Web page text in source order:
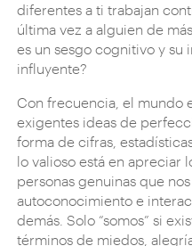
diferentes a ti trabajan
última vez a alguien de
es un sesgo cognitivo y
influyente?
Con frecuencia, el mundo
exigentes ideas de
forma de cifras,
lo valioso está en apreciar
personas genuinas que
autoconocimiento e
demás. Solo “somos” si
términos de miedos,